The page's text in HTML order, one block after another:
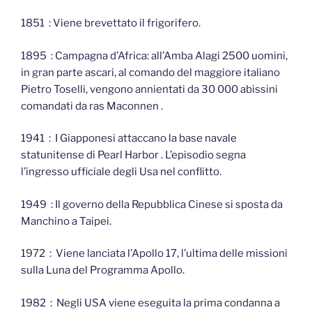
1851 : Viene brevettato il frigorifero.
1895 : Campagna d’Africa: all’Amba Alagi 2500 uomini,
in gran parte ascari, al comando del maggiore italiano
Pietro Toselli, vengono annientati da 30 000 abissini
comandati da ras Maconnen .
1941 : I Giapponesi attaccano la base navale
statunitense di Pearl Harbor . L’episodio segna
l’ingresso ufficiale degli Usa nel conflitto.
1949 : Il governo della Repubblica Cinese si sposta da
Manchino a Taipei.
1972 : Viene lanciata l’Apollo 17, l’ultima delle missioni
sulla Luna del Programma Apollo.
1982 : Negli USA viene eseguita la prima condanna a